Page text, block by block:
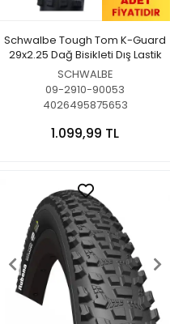
Schwalbe Tough Tom K-Guard
29x2.25 Dağ Bisikleti Dış Lastik
SCHWALBE
09-2910-90053
4026495875653
1.099,99 TL